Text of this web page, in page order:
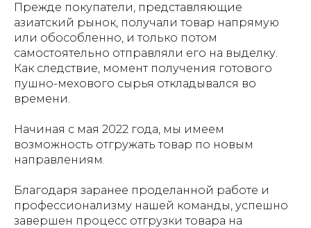
Прежде покупатели, представляющие
азиатский рынок, получали товар напрямую
или обособленно, и только потом
самостоятельно отправляли его на выделку.
Как следствие, момент получения готового
пушно-мехового сырья откладывался во
времени.
Начиная с мая 2022 года, мы имеем
возможность отгружать товар по новым
направлениям.
Благодаря заранее проделанной работе и
профессионализму нашей команды, успешно
завершен процесс отгрузки товара на